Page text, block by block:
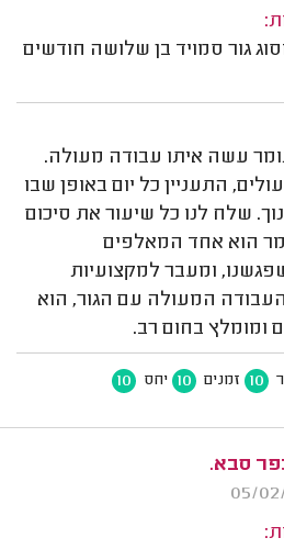
גור סמויד בן שלושה חודשים
עשה איתו עבודה מעולה.
התעניין כל יום באופן שבו
שלח לנו כל שיעור את סיכום
הוא אחד המאלפים
ומעבר למקצועיות
המעולה עם הגור, הוא
ומומלץ בחום רב.
10 זמנים 10 יחס 10
סבא.